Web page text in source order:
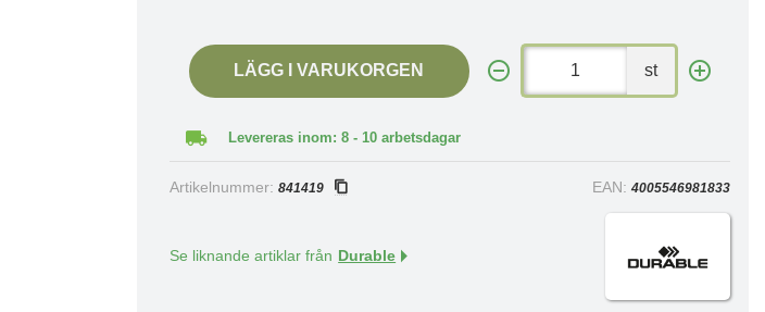
LÄGG I VARUKORGEN st
Levereras inom: 8 - 10 arbetsdagar
Artikelnummer:841419 EAN: 4005546981833
Se liknande artiklar från Durable